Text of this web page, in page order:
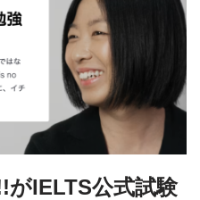
IELTS公式試験